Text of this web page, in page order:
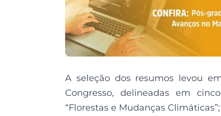
A seleção dos resumos levou
Congresso, delineadas em
“Florestas e Mudanças